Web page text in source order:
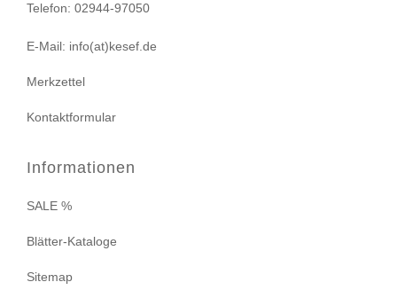
Telefon: 02944-97050
E-Mail: info(at)kesef.de
Merkzettel
Kontaktformular
Informationen
SALE %
Blätter-Kataloge
Sitemap